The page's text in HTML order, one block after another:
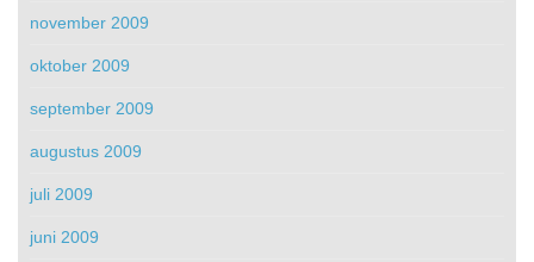
november 2009
oktober 2009
september 2009
augustus 2009
juli 2009
juni 2009